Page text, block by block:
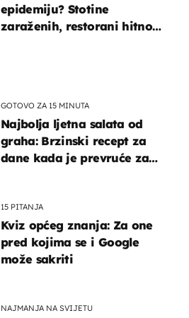
epidemiju? Stotine
zaraženih, restorani hitno
GOTOVO ZA 15 MINUTA
Najbolja ljetna salata od
graha: Brzinski recept za
dane kada je prevruće za
15 PITANJA
Kviz općeg znanja: Za one
pred kojima se i Google
može sakriti
NAJMANJA NA SVIJETU